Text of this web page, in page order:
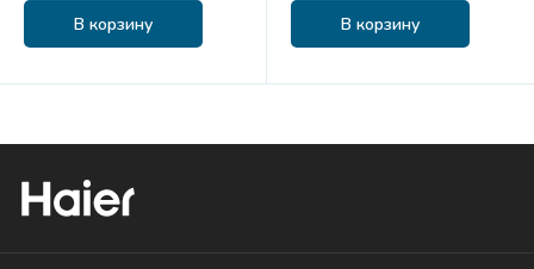
В корзину В корзину